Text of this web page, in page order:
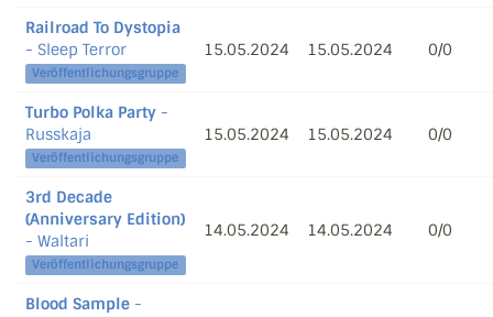
Railroad To Dystopia
- Sleep Terror
Veröffentlichungsgruppe
15.05.2024 15.05.2024 0/0
Turbo Polka Party -
Russkaja
Veröffentlichungsgruppe
15.05.2024 15.05.2024 0/0
3rd Decade
(Anniversary Edition)
- Waltari
Veröffentlichungsgruppe
14.05.2024 14.05.2024 0/0
Blood Sample -